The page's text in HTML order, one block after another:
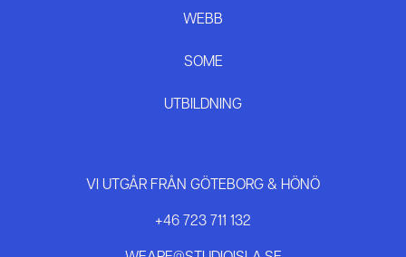
WEBB
SOME
UTBILDNING
VI UTGÅR FRÅN GÖTEBORG & HÖNÖ
+46 723 711 132